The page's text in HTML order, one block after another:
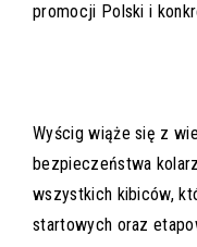
promocji Polski i
Wyścig wiąże się z
bezpieczeństwa
wszystkich kibiców,
startowych oraz